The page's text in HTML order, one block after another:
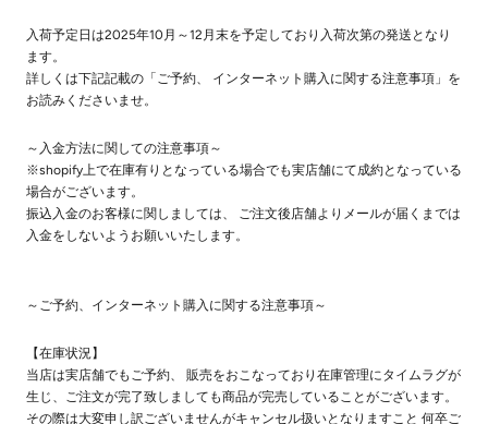
入荷予定日は2025年10月～12月末を予定しており入荷次第の発送となり
ます。
詳しくは下記記載の「ご予約、 インターネット購入に関する注意事項」を
お読みくださいませ。
～入金方法に関しての注意事項～
※shopify上で在庫有りとなっている場合でも実店舗にて成約となっている
場合がございます。
振込入金のお客様に関しましては、 ご注文後店舗よりメールが届くまでは
入金をしないようお願いいたします。
～ご予約、インターネット購入に関する注意事項～
【在庫状況】
当店は実店舗でもご予約、 販売をおこなっており在庫管理にタイムラグが
生じ、ご注文が完了致しましても商品が完売していることがございます。
その際は大変申し訳ございませんがキャンセル扱いとなりますこと 何卒ご